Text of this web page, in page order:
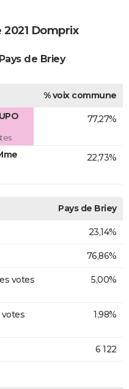
Domprix
de Briey
% voix commune
77,27%
22,73%
Pays de Briey
23,14%
76,86%
votes
5,00%
1,98%
6 122